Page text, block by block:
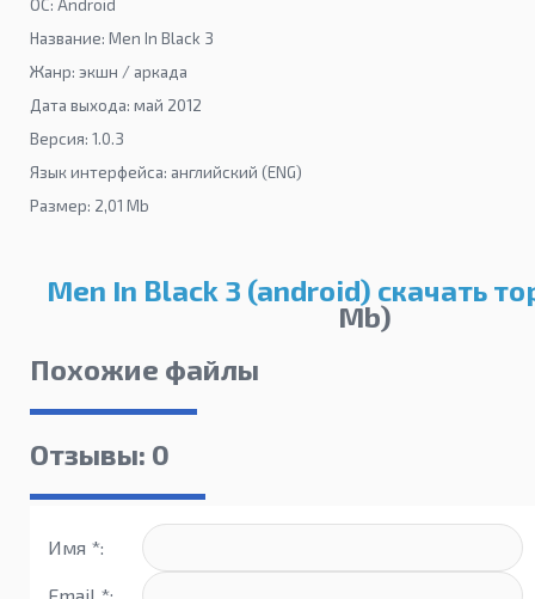
ОС: Android
Название: Men In Black 3
Жанр: экшн / аркада
Дата выхода: май 2012
Версия: 1.0.3
Язык интерфейса: английский (ENG)
Размер: 2,01 Mb
Men In Black 3 (android) скачать
Mb)
Похожие файлы
Отзывы: 0
Имя *: